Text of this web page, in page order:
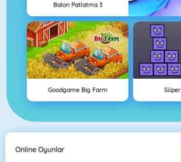
Balon Patlatma 3
Goodgame Big Farm
Online Oyunlar